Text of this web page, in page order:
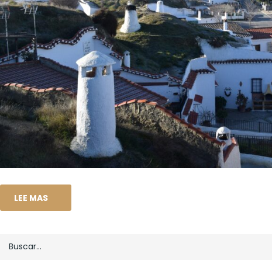
LEE MAS